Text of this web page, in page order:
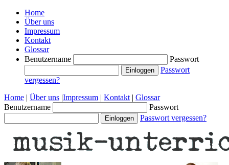
Home
Über uns
Impressum
Kontakt
Glossar
Benutzername
Passwort
Passwort
vergessen?
Home | Über uns |Impressum | Kontakt | Glossar
Benutzername
Passwort
Passwort vergessen?